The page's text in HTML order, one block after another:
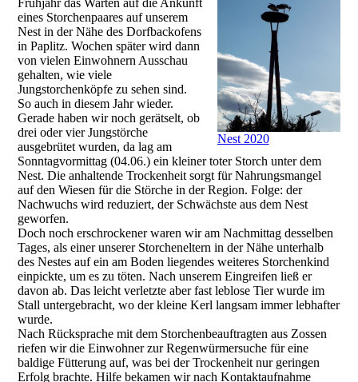
Nest 2020
Frühjahr das Warten auf die Ankunft
eines Storchenpaares auf unserem
Nest in der Nähe des Dorfbackofens
in Paplitz. Wochen später wird dann
von vielen Einwohnern Ausschau
gehalten, wie viele
Jungstorchenköpfe zu sehen sind.
So auch in diesem Jahr wieder.
Gerade haben wir noch gerätselt, ob
drei oder vier Jungstörche
ausgebrütet wurden, da lag am
Sonntagvormittag (04.06.) ein kleiner toter Storch unter dem
Nest. Die anhaltende Trockenheit sorgt für Nahrungsmangel
auf den Wiesen für die Störche in der Region. Folge: der
Nachwuchs wird reduziert, der Schwächste aus dem Nest
geworfen.
Doch noch erschrockener waren wir am Nachmittag desselben
Tages, als einer unserer Storcheneltern in der Nähe unterhalb
des Nestes auf ein am Boden liegendes weiteres Storchenkind
einpickte, um es zu töten. Nach unserem Eingreifen ließ er
davon ab. Das leicht verletzte aber fast leblose Tier wurde im
Stall untergebracht, wo der kleine Kerl langsam immer lebhafter
wurde.
Nach Rücksprache mit dem Storchenbeauftragten aus Zossen
riefen wir die Einwohner zur Regenwürmersuche für eine
baldige Fütterung auf, was bei der Trockenheit nur geringen
Erfolg brachte. Hilfe bekamen wir nach Kontaktaufnahme